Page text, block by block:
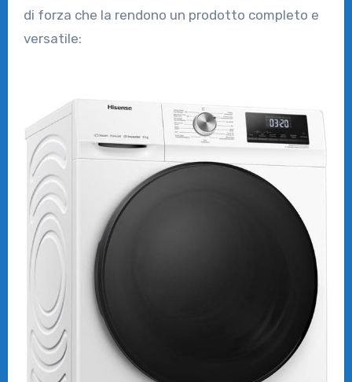
di forza che la rendono un prodotto completo e
versatile: